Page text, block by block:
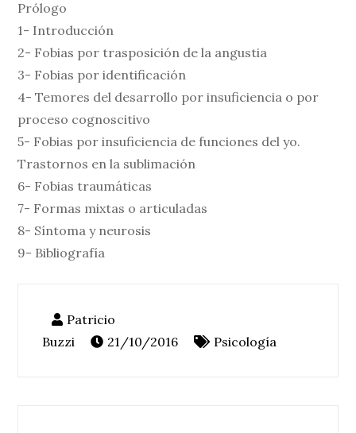
Prólogo
1- Introducción
2- Fobias por trasposición de la angustia
3- Fobias por identificación
4- Temores del desarrollo por insuficiencia o por
proceso cognoscitivo
5- Fobias por insuficiencia de funciones del yo.
Trastornos en la sublimación
6- Fobias traumáticas
7- Formas mixtas o articuladas
8- Síntoma y neurosis
9- Bibliografía
21/10/2016 Psicología